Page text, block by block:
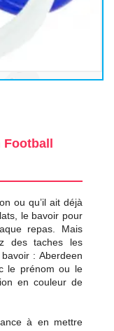
Football
ou qu’il ait déjà
le bavoir pour
repas. Mais
des taches les
: Aberdeen
le prénom ou le
en couleur de
à en mettre